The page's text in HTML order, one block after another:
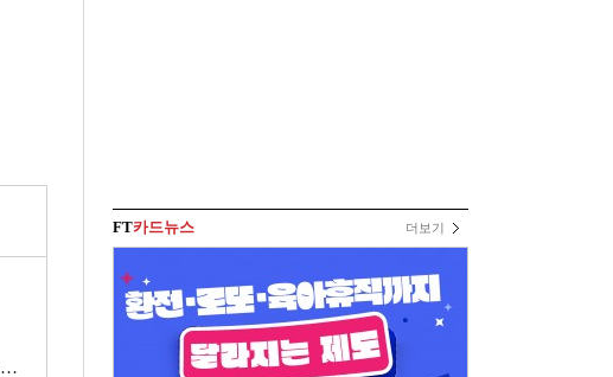
FT카드뉴스 더보기